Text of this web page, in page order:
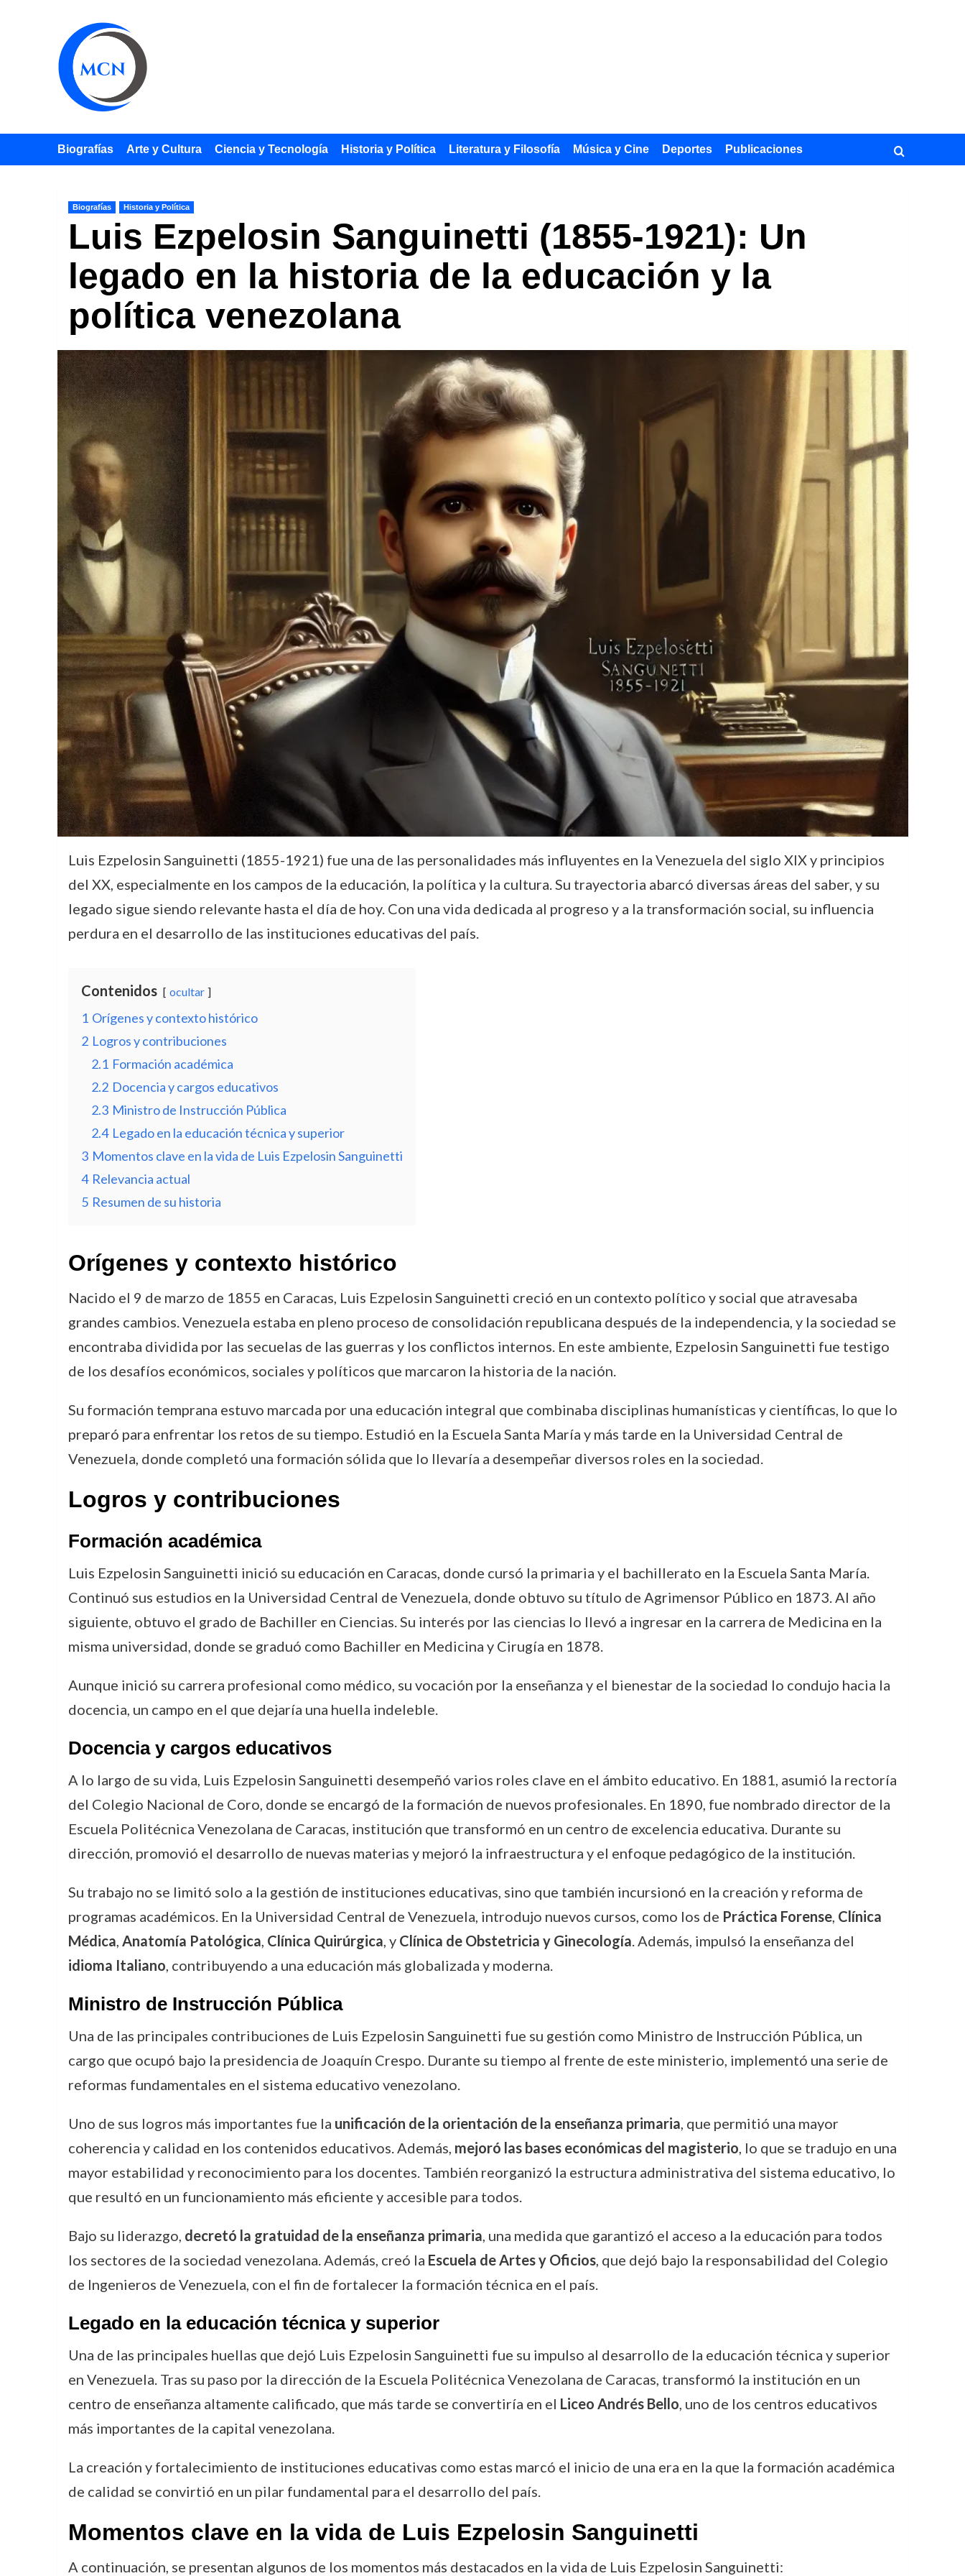
Biografías Arte y Cultura Ciencia y Tecnología Historia y Política Literatura y Filosofía Música y Cine Deportes Publicaciones
Biografías Historia y Política
Luis Ezpelosin Sanguinetti (1855-1921): Un
legado en la historia de la educación y la
política venezolana
Luis Ezpelosin Sanguinetti (1855-1921) fue una de las personalidades más influyentes en la Venezuela del siglo XIX y principios
del XX, especialmente en los campos de la educación, la política y la cultura. Su trayectoria abarcó diversas áreas del saber, y su
legado sigue siendo relevante hasta el día de hoy. Con una vida dedicada al progreso y a la transformación social, su influencia
perdura en el desarrollo de las instituciones educativas del país.
Contenidos ocultar
1 Orígenes y contexto histórico
2 Logros y contribuciones
2.1 Formación académica
2.2 Docencia y cargos educativos
2.3 Ministro de Instrucción Pública
2.4 Legado en la educación técnica y superior
3 Momentos clave en la vida de Luis Ezpelosin Sanguinetti
4 Relevancia actual
5 Resumen de su historia
Orígenes y contexto histórico
Nacido el 9 de marzo de 1855 en Caracas, Luis Ezpelosin Sanguinetti creció en un contexto político y social que atravesaba
grandes cambios. Venezuela estaba en pleno proceso de consolidación republicana después de la independencia, y la sociedad se
encontraba dividida por las secuelas de las guerras y los conflictos internos. En este ambiente, Ezpelosin Sanguinetti fue testigo
de los desafíos económicos, sociales y políticos que marcaron la historia de la nación.
Su formación temprana estuvo marcada por una educación integral que combinaba disciplinas humanísticas y científicas, lo que lo
preparó para enfrentar los retos de su tiempo. Estudió en la Escuela Santa María y más tarde en la Universidad Central de
Venezuela, donde completó una formación sólida que lo llevaría a desempeñar diversos roles en la sociedad.
Logros y contribuciones
Formación académica
Luis Ezpelosin Sanguinetti inició su educación en Caracas, donde cursó la primaria y el bachillerato en la Escuela Santa María.
Continuó sus estudios en la Universidad Central de Venezuela, donde obtuvo su título de Agrimensor Público en 1873. Al año
siguiente, obtuvo el grado de Bachiller en Ciencias. Su interés por las ciencias lo llevó a ingresar en la carrera de Medicina en la
misma universidad, donde se graduó como Bachiller en Medicina y Cirugía en 1878.
Aunque inició su carrera profesional como médico, su vocación por la enseñanza y el bienestar de la sociedad lo condujo hacia la
docencia, un campo en el que dejaría una huella indeleble.
Docencia y cargos educativos
A lo largo de su vida, Luis Ezpelosin Sanguinetti desempeñó varios roles clave en el ámbito educativo. En 1881, asumió la rectoría
del Colegio Nacional de Coro, donde se encargó de la formación de nuevos profesionales. En 1890, fue nombrado director de la
Escuela Politécnica Venezolana de Caracas, institución que transformó en un centro de excelencia educativa. Durante su
dirección, promovió el desarrollo de nuevas materias y mejoró la infraestructura y el enfoque pedagógico de la institución.
Su trabajo no se limitó solo a la gestión de instituciones educativas, sino que también incursionó en la creación y reforma de
programas académicos. En la Universidad Central de Venezuela, introdujo nuevos cursos, como los de Práctica Forense, Clínica
Médica, Anatomía Patológica, Clínica Quirúrgica, y Clínica de Obstetricia y Ginecología. Además, impulsó la enseñanza del
idioma Italiano, contribuyendo a una educación más globalizada y moderna.
Ministro de Instrucción Pública
Una de las principales contribuciones de Luis Ezpelosin Sanguinetti fue su gestión como Ministro de Instrucción Pública, un
cargo que ocupó bajo la presidencia de Joaquín Crespo. Durante su tiempo al frente de este ministerio, implementó una serie de
reformas fundamentales en el sistema educativo venezolano.
Uno de sus logros más importantes fue la unificación de la orientación de la enseñanza primaria, que permitió una mayor
coherencia y calidad en los contenidos educativos. Además, mejoró las bases económicas del magisterio, lo que se tradujo en una
mayor estabilidad y reconocimiento para los docentes. También reorganizó la estructura administrativa del sistema educativo, lo
que resultó en un funcionamiento más eficiente y accesible para todos.
Bajo su liderazgo, decretó la gratuidad de la enseñanza primaria, una medida que garantizó el acceso a la educación para todos
los sectores de la sociedad venezolana. Además, creó la Escuela de Artes y Oficios, que dejó bajo la responsabilidad del Colegio
de Ingenieros de Venezuela, con el fin de fortalecer la formación técnica en el país.
Legado en la educación técnica y superior
Una de las principales huellas que dejó Luis Ezpelosin Sanguinetti fue su impulso al desarrollo de la educación técnica y superior
en Venezuela. Tras su paso por la dirección de la Escuela Politécnica Venezolana de Caracas, transformó la institución en un
centro de enseñanza altamente calificado, que más tarde se convertiría en el Liceo Andrés Bello, uno de los centros educativos
más importantes de la capital venezolana.
La creación y fortalecimiento de instituciones educativas como estas marcó el inicio de una era en la que la formación académica
de calidad se convirtió en un pilar fundamental para el desarrollo del país.
Momentos clave en la vida de Luis Ezpelosin Sanguinetti
A continuación, se presentan algunos de los momentos más destacados en la vida de Luis Ezpelosin Sanguinetti: